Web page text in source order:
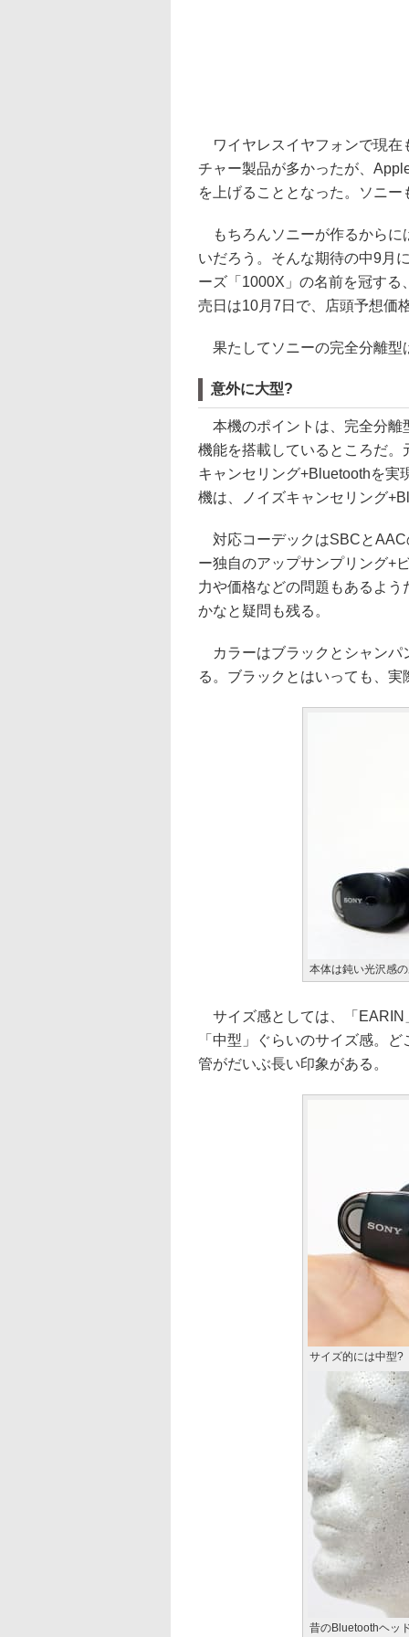
ワイヤレスイヤフォンで現在
チャー製品が多かったが、
を上げることとなった。ソニ
もちろんソニーが作るからに
いだろう。そんな期待の中9月
ーズ「1000X」の名前を冠す
売日は10月7日で、店頭予想価
果たしてソニーの完全分離型
意外に大型?
本機のポイントは、完全分離
機能を搭載しているところだ
キャンセリング+Bluetoothを実
機は、ノイズキャンセリング
対応コーデックはSBCとAAC
ー独自のアップサンプリング+
力や価格などの問題もあるよ
かなと疑問も残る。
カラーはブラックとシャンパ
る。ブラックとはいっても、
本体は鈍い光沢感
サイズ感としては、「EARIN
「中型」ぐらいのサイズ感。
管がだいぶ長い印象がある。
サイズ的には中型?
昔のBluetoothヘッ